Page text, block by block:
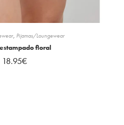
, Pijamas/Loungewear
floral
18.95€